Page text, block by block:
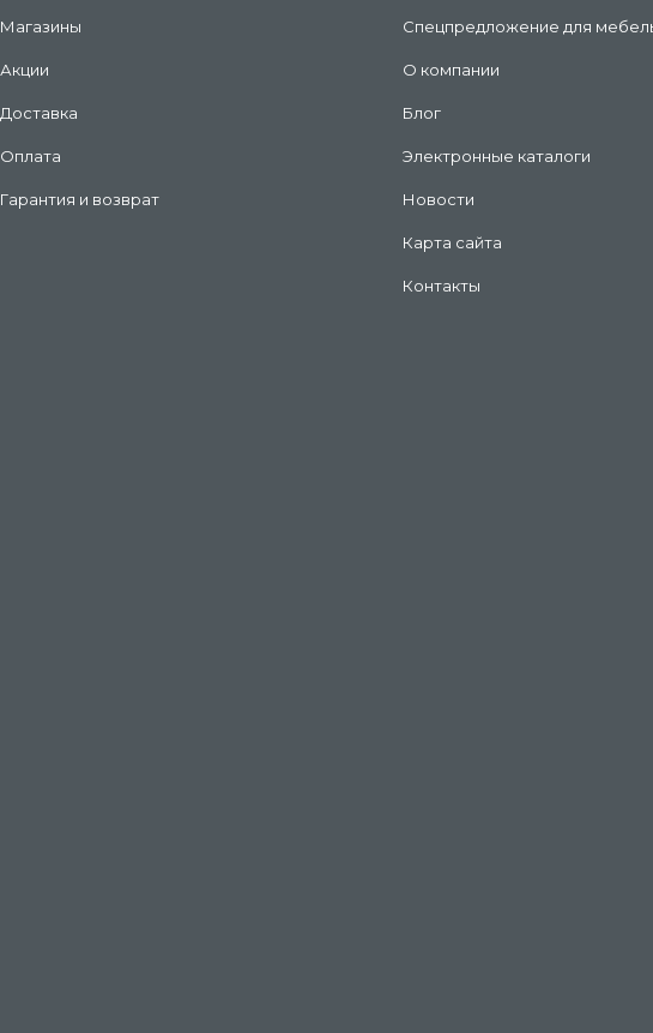
прочные, легкие и
При выборе столешницы
интерьера и бюджет. Также
производителя.
Магазины
Акции
Доставка
Оплата
Гарантия и возврат
Спецпредложение для
О компании
Блог
Электронные каталоги
Новости
Карта сайта
Контакты